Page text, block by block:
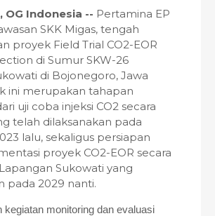
Indonesia -- Pertamina EP
SKK Migas, tengah
proyek Field Trial CO2-EOR
di Sumur SKW-26
di Bojonegoro, Jawa
ini merupakan tahapan
uji coba injeksi CO2 secara
telah dilaksanakan pada
lalu, sekaligus persiapan
proyek CO2-EOR secara
Sukowati yang
pada 2029 nanti.
kegiatan monitoring dan evaluasi